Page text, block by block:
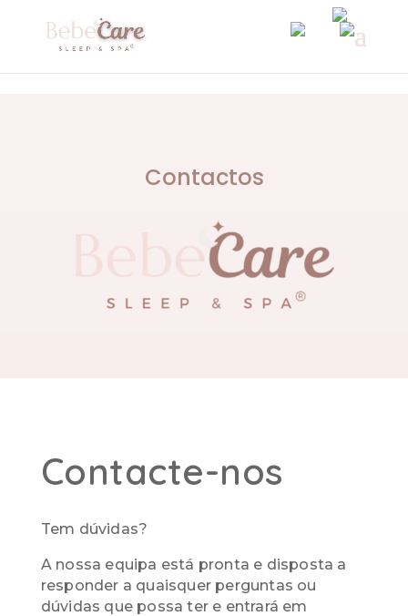
Contactos
Contacte-nos
Tem dúvidas?
A nossa equipa está pronta e disposta a
responder a quaisquer perguntas ou
dúvidas que possa ter e entrará em